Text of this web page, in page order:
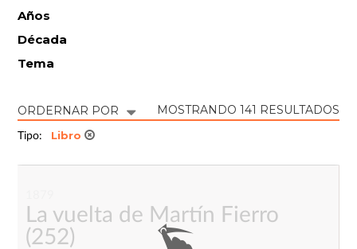
Años
Década
Tema
ORDERNAR POR MOSTRANDO 141 RESULTADOS
Tipo: Libro
La vuelta de Martín Fierro
(252)